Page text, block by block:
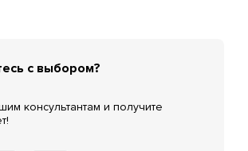
с выбором?
консультантам и получите